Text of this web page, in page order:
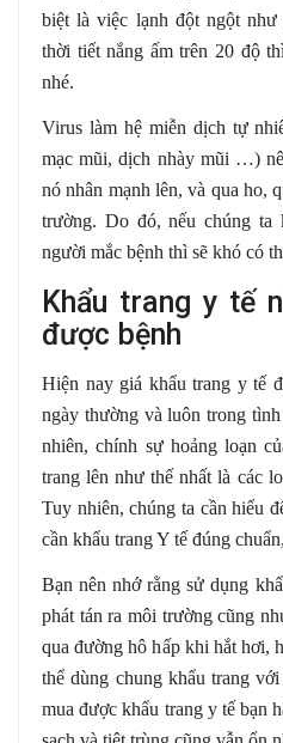
biệt là việc lạnh đột ngột
thời tiết nắng ấm trên 20 độ
nhé.
Virus làm hệ miễn dịch tự
mạc mũi, dịch nhày mũi …)
nó nhân mạnh lên, và qua ho,
trường. Do đó, nếu chúng
người mắc bệnh thì sẽ khó có
Khẩu trang y tế
được bệnh
Hiện nay giá khẩu trang y tế
ngày thường và luôn trong
nhiên, chính sự hoảng loạn
trang lên như thế nhất là các
Tuy nhiên, chúng ta cần hiểu
cần khẩu trang Y tế đúng
Bạn nên nhớ rằng sử dụng
phát tán ra môi trường cũng
qua đường hô hấp khi hắt
thể dùng chung khẩu trang
mua được khẩu trang y tế bạn